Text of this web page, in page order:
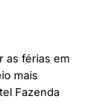
as férias em
mais
Fazenda